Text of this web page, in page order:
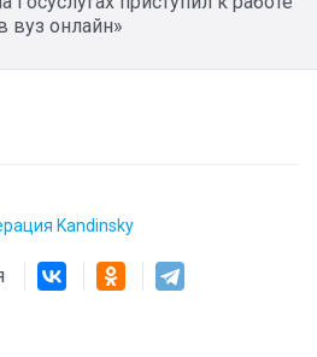
вуз онлайн»
Kandinsky